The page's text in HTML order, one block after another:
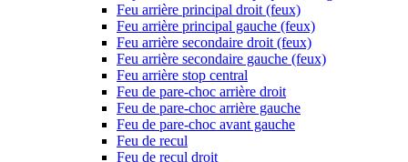
Feu arrière principal droit (feux)
Feu arrière principal gauche (feux)
Feu arrière secondaire droit (feux)
Feu arrière secondaire gauche (feux)
Feu arrière stop central
Feu de pare-choc arrière droit
Feu de pare-choc arrière gauche
Feu de pare-choc avant gauche
Feu de recul
Feu de recul droit